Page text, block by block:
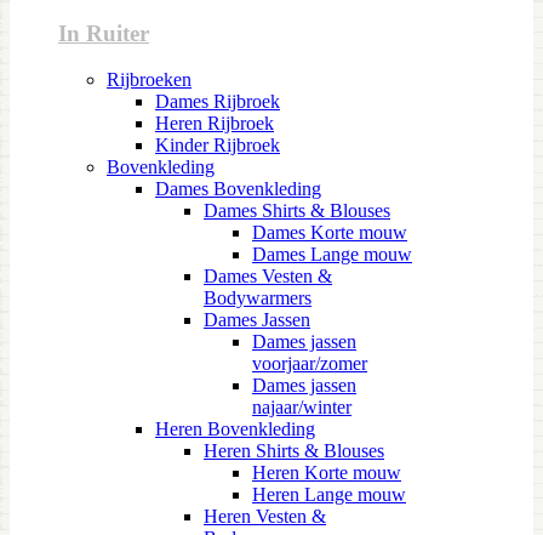
In Ruiter
Rijbroeken
Dames Rijbroek
Heren Rijbroek
Kinder Rijbroek
Bovenkleding
Dames Bovenkleding
Dames Shirts & Blouses
Dames Korte mouw
Dames Lange mouw
Dames Vesten &
Bodywarmers
Dames Jassen
Dames jassen
voorjaar/zomer
Dames jassen
najaar/winter
Heren Bovenkleding
Heren Shirts & Blouses
Heren Korte mouw
Heren Lange mouw
Heren Vesten &